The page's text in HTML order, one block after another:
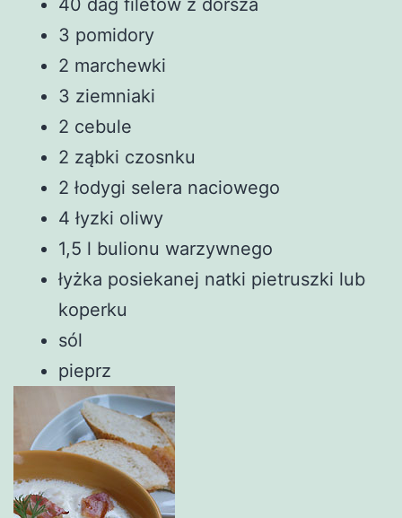
3 pomidory
2 marchewki
3 ziemniaki
2 cebule
2 ząbki czosnku
2 łodygi selera naciowego
4 łyzki oliwy
1,5 l bulionu warzywnego
łyżka posiekanej natki pietruszki lub
koperku
sól
pieprz